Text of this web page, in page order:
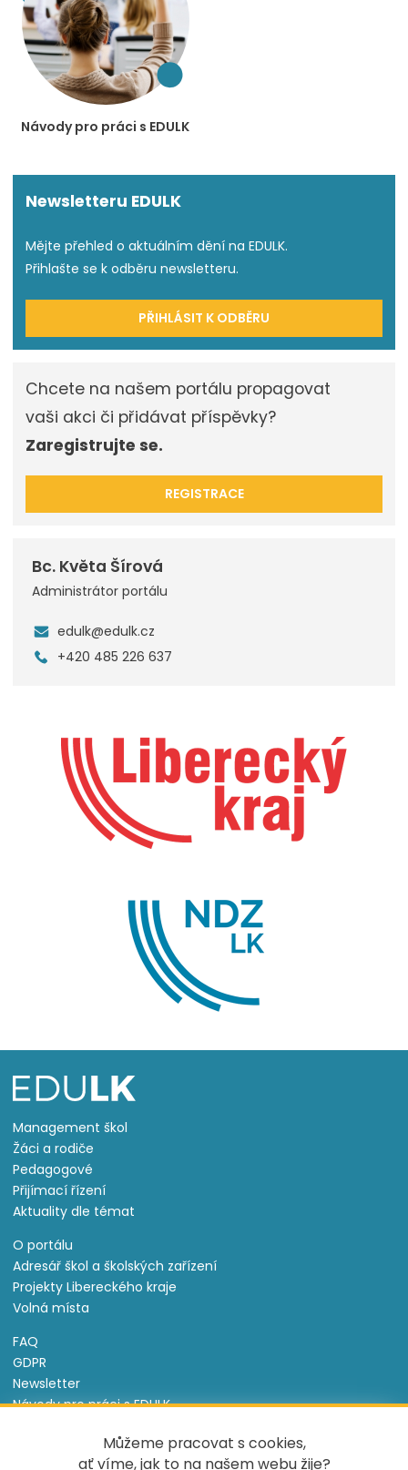
Můžeme pracovat s cookies,
ať víme, jak to na našem webu žije?
Návody pro práci s EDULK
Newsletteru EDULK
Mějte přehled o aktuálním dění na EDULK.
Přihlašte se k odběru newsletteru.
PŘIHLÁSIT K ODBĚRU
Chcete na našem portálu propagovat
vaši akci či přidávat příspěvky?
Zaregistrujte se.
REGISTRACE
Bc. Květa Šírová
Administrátor portálu
edulk@edulk.cz
+420 485 226 637
Management škol
Žáci a rodiče
Pedagogové
Přijímací řízení
Aktuality dle témat
O portálu
Adresář škol a školských zařízení
Projekty Libereckého kraje
Volná místa
FAQ
GDPR
Newsletter
Návody pro práci s EDULK
Nastavení cookies